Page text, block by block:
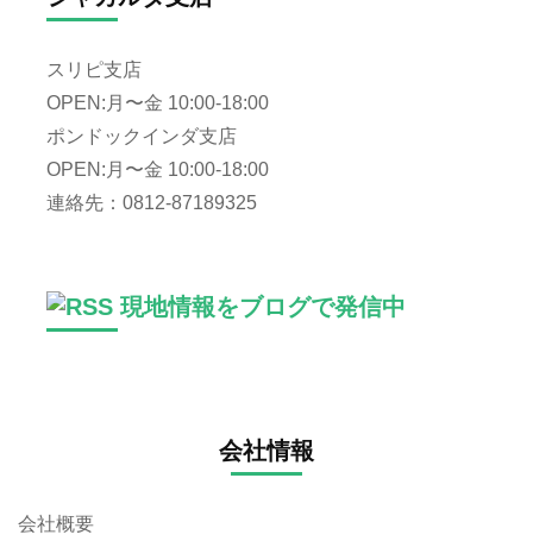
スリピ支店
OPEN:月〜金 10:00-18:00
ポンドックインダ支店
OPEN:月〜金 10:00-18:00
連絡先：0812-87189325
現地情報をブログで発信中
会社情報
会社概要